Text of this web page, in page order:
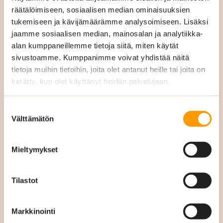
räätälöimiseen, sosiaalisen median ominaisuuksien
tukemiseen ja kävijämäärämme analysoimiseen. Lisäksi
jaamme sosiaalisen median, mainosalan ja analytiikka-
alan kumppaneillemme tietoja siitä, miten käytät
sivustoamme. Kumppanimme voivat yhdistää näitä
tietoja muihin tietoihin, joita olet antanut heille tai joita on
kerätty, kun olet käyttänyt heidän palvelujaan.
valinta
Välttämätön
Mieltymykset
Tilastot
Markkinointi
Muita
julkaisujamme